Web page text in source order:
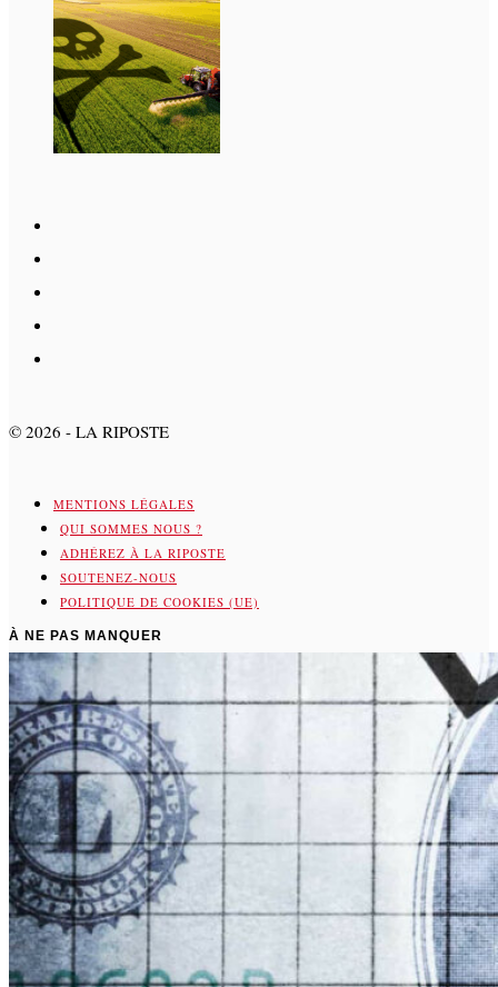
© 2026 - LA RIPOSTE
MENTIONS LÉGALES
QUI SOMMES NOUS ?
ADHÉREZ À LA RIPOSTE
SOUTENEZ-NOUS
POLITIQUE DE COOKIES (UE)
À NE PAS MANQUER